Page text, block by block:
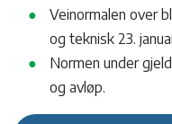
Veinormalen over
og teknisk 23.
Normen under
og avløp.